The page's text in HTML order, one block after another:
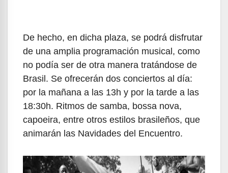
De hecho, en dicha plaza, se podrá disfrutar
de una amplia programación musical, como
no podía ser de otra manera tratándose de
Brasil. Se ofrecerán dos conciertos al día:
por la mañana a las 13h y por la tarde a las
18:30h. Ritmos de samba, bossa nova,
capoeira, entre otros estilos brasileños, que
animarán las Navidades del Encuentro.